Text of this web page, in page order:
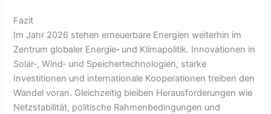
Fazit
Im Jahr 2026 stehen erneuerbare Energien weiterhin im
Zentrum globaler Energie‑ und Klimapolitik. Innovationen in
Solar‑, Wind‑ und Speichertechnologien, starke
Investitionen und internationale Kooperationen treiben den
Wandel voran. Gleichzeitig bleiben Herausforderungen wie
Netzstabilität, politische Rahmenbedingungen und